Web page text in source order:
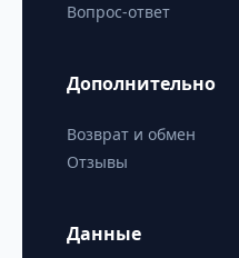
Вопрос-ответ
Дополнительно
Возврат и обмен
Отзывы
Данные